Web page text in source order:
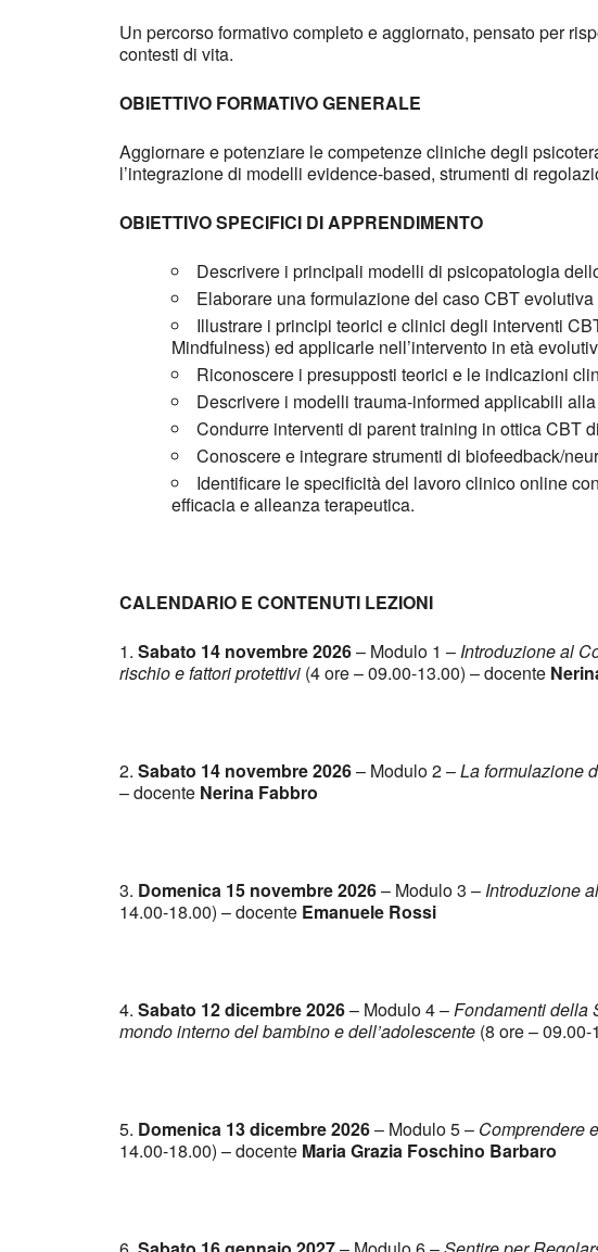
Un percorso formativo completo e aggiornato, pensato per
contesti di vita.
OBIETTIVO FORMATIVO GENERALE
Aggiornare e potenziare le competenze cliniche degli
l’integrazione di modelli evidence-based, strumenti di
OBIETTIVO SPECIFICI DI APPRENDIMENTO
Descrivere i principali modelli di psicopatologia
Elaborare una formulazione del caso CBT
Illustrare i principi teorici e clinici degli interventi
Mindfulness) ed applicarle nell’intervento in età
Riconoscere i presupposti teorici e le indicazioni
Descrivere i modelli trauma-informed applicabili
Condurre interventi di parent training in ottica CBT
Conoscere e integrare strumenti di biofeedback/
Identificare le specificità del lavoro clinico online
efficacia e alleanza terapeutica.
CALENDARIO E CONTENUTI LEZIONI
1. Sabato 14 novembre 2026– Modulo 1 – Introduzione al
rischio e fattori protettivi (4 ore – 09.00-13.00) – docente
2. Sabato 14 novembre 2026– Modulo 2 –La formulazione
– docente Nerina Fabbro
3. Domenica 15 novembre 2026– Modulo 3 – Introduzione
14.00-18.00) – docente Emanuele Rossi
4. Sabato 12 dicembre 2026– Modulo 4 –Fondamenti della
mondo interno del bambino e dell’adolescente(8 ore – 09.00-
5. Domenica 13 dicembre 2026– Modulo 5 – Comprendere
14.00-18.00) – docente Maria Grazia Foschino Barbaro